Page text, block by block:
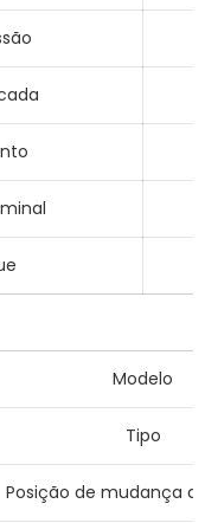
Modelo
Tipo
Posição de mudança